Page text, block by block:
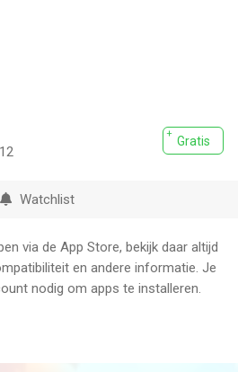
Gratis
12
Watchlist
via de App Store, bekijk daar altijd
en andere informatie. Je
nodig om apps te installeren.
in this fast and furious